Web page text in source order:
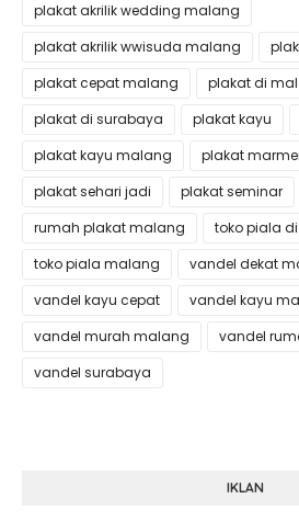
plakat akrilik wedding malang
plakat akrilik wwisuda malang
plakat cepat malang
plakat di
plakat di surabaya
plakat kayu
plakat kayu malang
plakat
plakat sehari jadi
plakat seminar
rumah plakat malang
toko piala
toko piala malang
vandel dekat
vandel kayu cepat
vandel kayu
vandel murah malang
vandel
vandel surabaya
IKLAN